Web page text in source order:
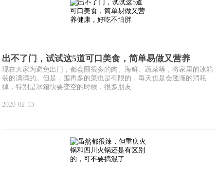
出不了门，试试这5道可口美食，简单易做又营养
现在大家为避免出门，都会囤很多的肉、海鲜、蔬菜等，将家里的冰箱
装的满满的。但是，囤再多的菜也是有限的，每天也是会逐渐的消耗
掉，特别是冰箱快要变空的时候，很多朋友...
2020-02-13